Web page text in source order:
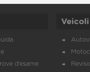
d’esame
Veicoli